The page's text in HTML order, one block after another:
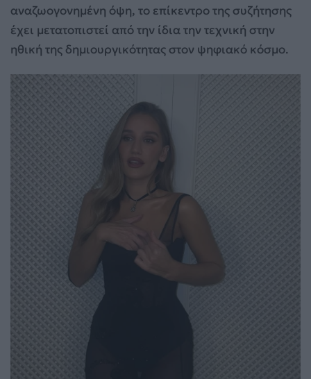
αναζωογονημένη όψη, το επίκεντρο της συζήτησης
έχει μετατοπιστεί από την ίδια την τεχνική στην
ηθική της δημιουργικότητας στον ψηφιακό κόσμο.